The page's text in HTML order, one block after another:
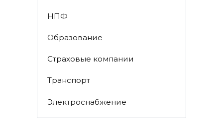
НПФ
Образование
Страховые компании
Транспорт
Электроснабжение